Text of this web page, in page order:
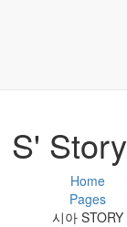
S' Story
Home
Pages
시아 STORY